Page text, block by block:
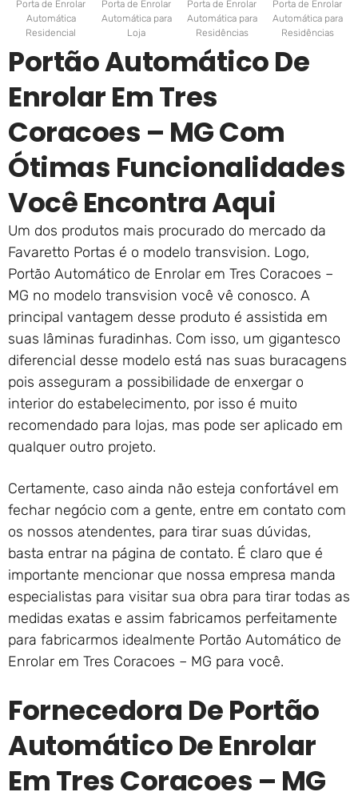
Porta de Enrolar
Automática
Residencial
Porta de Enrolar
Automática para
Loja
Porta de Enrolar
Automática para
Residências
Porta de Enrolar
Automática para
Residências
Portão Automático De
Enrolar Em Tres
Coracoes – MG Com
Ótimas Funcionalidades
Você Encontra Aqui
Um dos produtos mais procurado do mercado da
Favaretto Portas é o modelo transvision. Logo,
Portão Automático de Enrolar em Tres Coracoes –
MG no modelo transvision você vê conosco. A
principal vantagem desse produto é assistida em
suas lâminas furadinhas. Com isso, um gigantesco
diferencial desse modelo está nas suas buracagens
pois asseguram a possibilidade de enxergar o
interior do estabelecimento, por isso é muito
recomendado para lojas, mas pode ser aplicado em
qualquer outro projeto.
Certamente, caso ainda não esteja confortável em
fechar negócio com a gente, entre em contato com
os nossos atendentes, para tirar suas dúvidas,
basta entrar na página de contato. É claro que é
importante mencionar que nossa empresa manda
especialistas para visitar sua obra para tirar todas as
medidas exatas e assim fabricamos perfeitamente
para fabricarmos idealmente Portão Automático de
Enrolar em Tres Coracoes – MG para você.
Fornecedora De Portão
Automático De Enrolar
Em Tres Coracoes – MG